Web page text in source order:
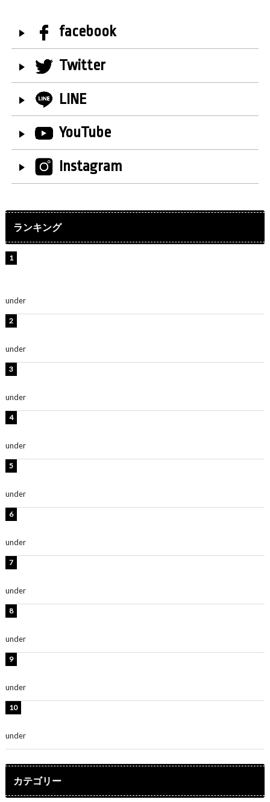
facebook
Twitter
LINE
YouTube
Instagram
ランキング
under
under
under
under
under
under
under
under
under
under
カテゴリー